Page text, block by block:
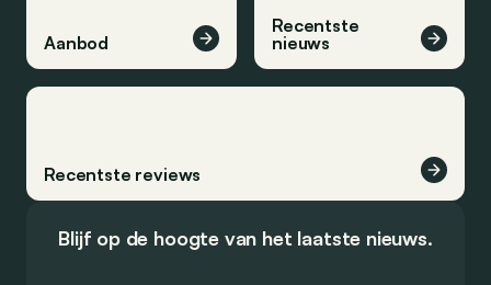
Aanbod
Recentste
nieuws
Recentste reviews
Blijf op de hoogte van het laatste nieuws.